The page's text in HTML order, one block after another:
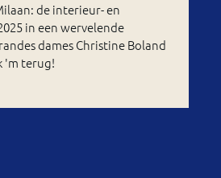
de interieur- en
in een wervelende
dames Christine Boland
'm terug!